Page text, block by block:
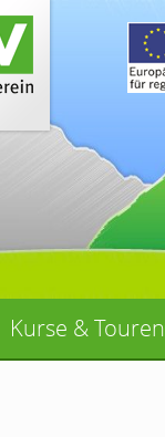
Kurse & Touren